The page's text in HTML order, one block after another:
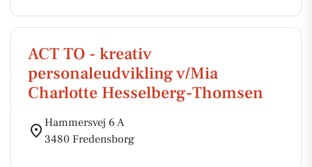
ACT TO - kreativ
personaleudvikling v/Mia
Charlotte Hesselberg-Thomsen
Hammersvej 6 A
3480 Fredensborg